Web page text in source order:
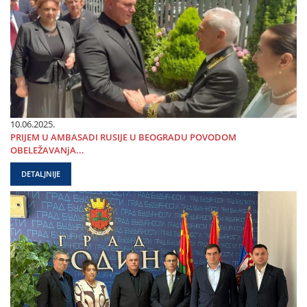
10.06.2025.
PRIЈEM U AMBASADI RUSIЈE U BEOGRADU POVODOM
OBELEŽAVANjA...
DETALJNIJE